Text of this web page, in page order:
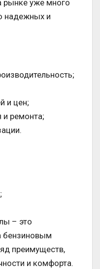
рынке уже много
надежных и
и цен;
и ремонта;
– это
бензиновым
преимуществ,
и комфорта.